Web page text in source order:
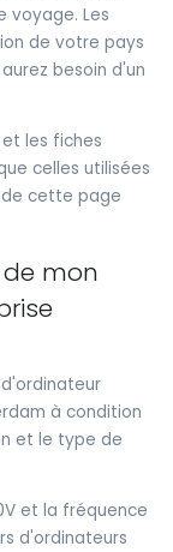
voyage. Les
de votre pays
besoin d'un
les fiches
celles utilisées
cette page
mon
à condition
et le type de
et la fréquence
d'ordinateurs